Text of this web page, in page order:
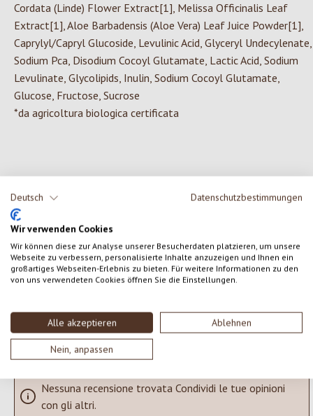
Deutsch Datenschutzbestimmungen
Wir verwenden Cookies
Wir können diese zur Analyse unserer Besucherdaten platzieren, um unsere
Webseite zu verbessern, personalisierte Inhalte anzuzeigen und Ihnen ein
großartiges Webseiten-Erlebnis zu bieten. Für weitere Informationen zu den
von uns verwendeten Cookies öffnen Sie die Einstellungen.
Alle akzeptieren Ablehnen
Nein, anpassen
Cordata (Linde) Flower Extract[1], Melissa Officinalis Leaf
Extract[1], Aloe Barbadensis (Aloe Vera) Leaf Juice Powder[1],
Caprylyl/Capryl Glucoside, Levulinic Acid, Glyceryl Undecylenate,
Sodium Pca, Disodium Cocoyl Glutamate, Lactic Acid, Sodium
Levulinate, Glycolipids, Inulin, Sodium Cocoyl Glutamate,
Glucose, Fructose, Sucrose
*da agricoltura biologica certificata
Valutazione media di 0 su 5 stelle
Formula una valutazione!
Condividi le tue esperienze con il prodotto con altri clienti.
Visualizza le valutazioni solo nella lingua corrente.
Nessuna recensione trovata Condividi le tue opinioni
con gli altri.